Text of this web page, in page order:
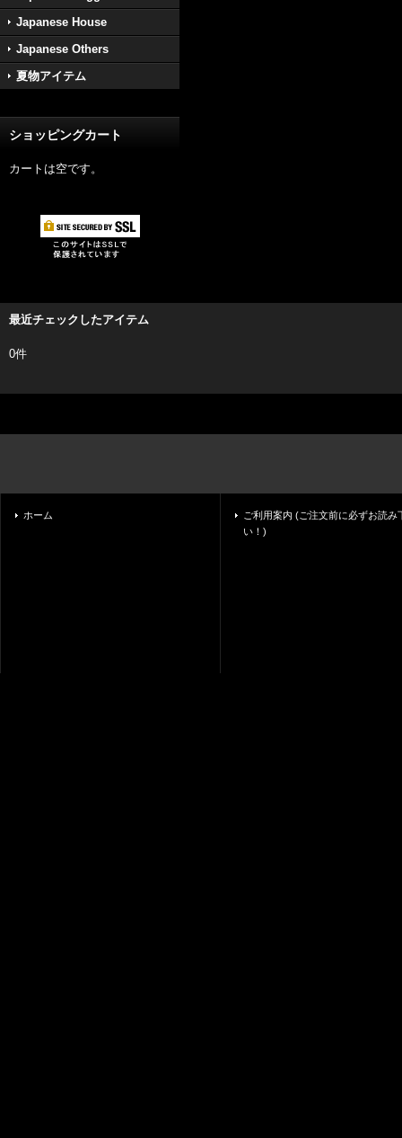
Japanese House
Japanese Others
夏物アイテム
ショッピングカート
カートは空です。
最近チェックしたアイテム
0件
ホーム
ご利用案内 (ご注文前に必ずお読み
い！)